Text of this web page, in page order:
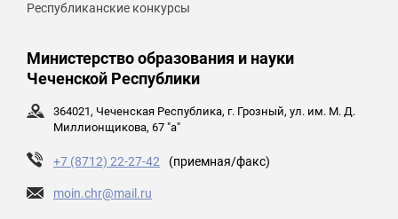
Республиканские конкурсы
Министерство образования и науки
Чеченской Республики
364021, Чеченская Республика, г. Грозный, ул. им. М. Д.
Миллионщикова, 67 "а"
+7 (8712) 22-27-42 (приемная/факс)
moin.chr@mail.ru